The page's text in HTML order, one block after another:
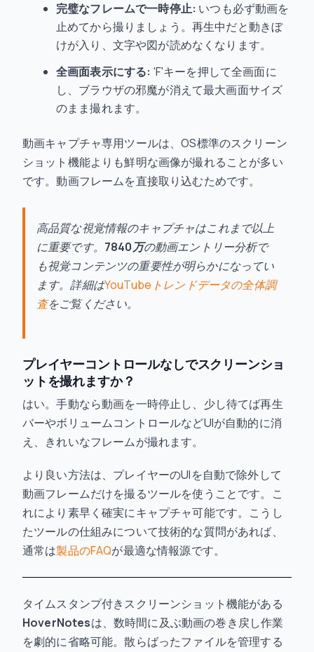
完璧なフレームで一時停止: いつも必ず動画を
止めてから撮りましょう。再生中だと動きぼ
けが入り、文字や図が読めなくなります。
全画面表示にする: 'F'キーを押して全画面に
し、ブラウザの邪魔が消えて最大画面サイズ
のまま撮れます。
動画キャプチャ専用ツールは、OS標準のスクリーン
ショット機能よりも鮮明な画像が撮れることが多い
です。動画フレームを直接取り込むためです。
高品質な視覚情報のキャプチャはこれまで以上
に重要です。 7840万の動画エントリー分析で
も視覚コンテンツの重要性が明らかになってい
ます。詳細はYouTubeトレンドデータの全体調
査をご覧ください。
プレイヤーコントロールなしでスクリーンショ
ットを撮れますか？
はい。手動なら動画を一時停止し、少し待てば再生
バーやボリュームコントロールなどUIが自動的に消
え、きれいなフレームが撮れます。
より良い方法は、プレイヤーのUIを自動で除外して
動画フレームだけを撮るツールを使うことです。こ
れにより素早く確実にキャプチャ可能です。こうし
たツールの仕組みについて技術的な質問があれば、
通常は製品のFAQが最適な情報源です。
タイムスタンプ付きスクリーンショット機能がある
HoverNotesは、数時間に及ぶ動画の巻き戻し作業
を劇的に省略可能。散らばったファイルを管理する